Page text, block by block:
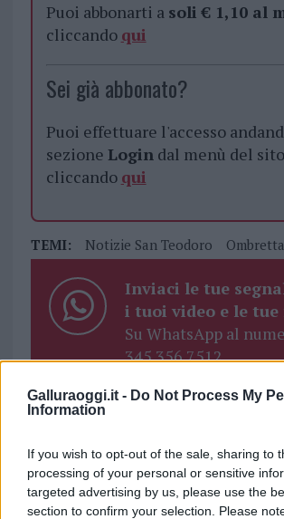
Galluraoggi.it - Do Not Process My
Information
If you wish to opt-out of the sale, sharing to
processing of your personal or sensitive
targeted advertising by us, please use the
section to confirm your selection. Please
Puoi abbonarti a soli € 1,10 al
cliccando qui
Sei già abbonato?
Puoi effettuare l'accesso
sezione Logindal menù del
cliccando qui
TEMI: Notizie San Teodoro
Inviaci le tue
i tuoi video e le
Su WhatsApp al
345 356 7512
Notizie in tempo
Entra nel canale
GalluraOggi.it